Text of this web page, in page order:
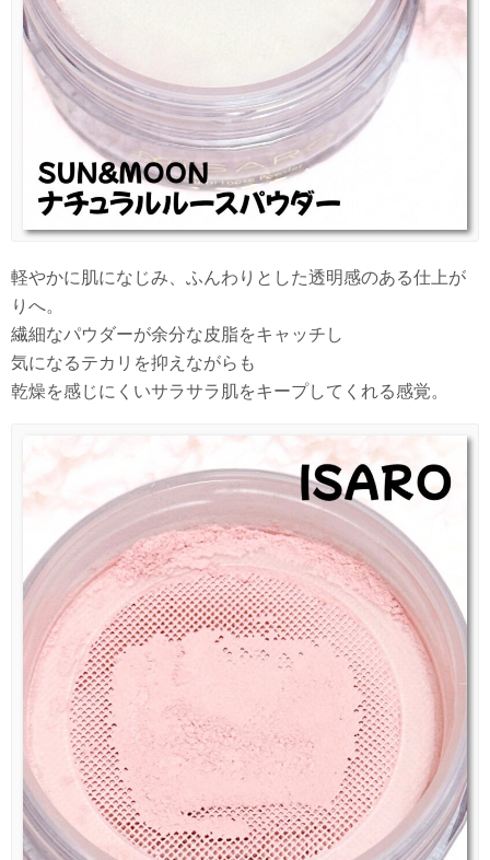
軽やかに肌になじみ、ふんわりとした透明感のある仕上が
りへ。
繊細なパウダーが余分な皮脂をキャッチし
気になるテカリを抑えながらも
乾燥を感じにくいサラサラ肌をキープしてくれる感覚。